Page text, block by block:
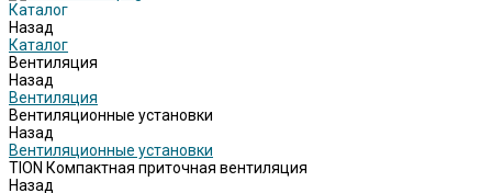
Каталог
Назад
Каталог
Вентиляция
Назад
Вентиляция
Вентиляционные установки
Назад
Вентиляционные установки
TION Компактная приточная вентиляция
Назад